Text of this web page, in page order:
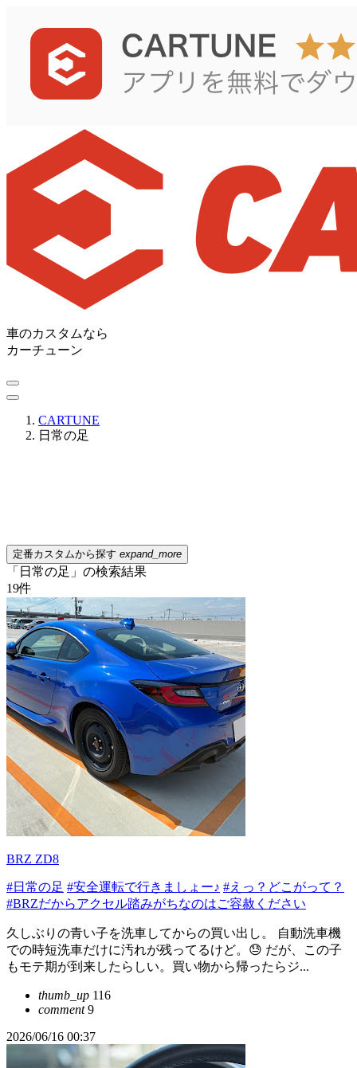
車のカスタムなら
カーチューン
CARTUNE
日常の足
定番カスタムから探す expand_more
「日常の足」の検索結果
19件
BRZ ZD8
#日常の足 #安全運転で行きましょー♪ #えっ？どこがって？
#BRZだからアクセル踏みがちなのはご容赦ください
久しぶりの青い子を洗車してからの買い出し。 自動洗車機
での時短洗車だけに汚れが残ってるけど。😓 だが、この子
もモテ期が到来したらしい。買い物から帰ったらジ...
thumb_up 116
comment9
2026/06/16 00:37